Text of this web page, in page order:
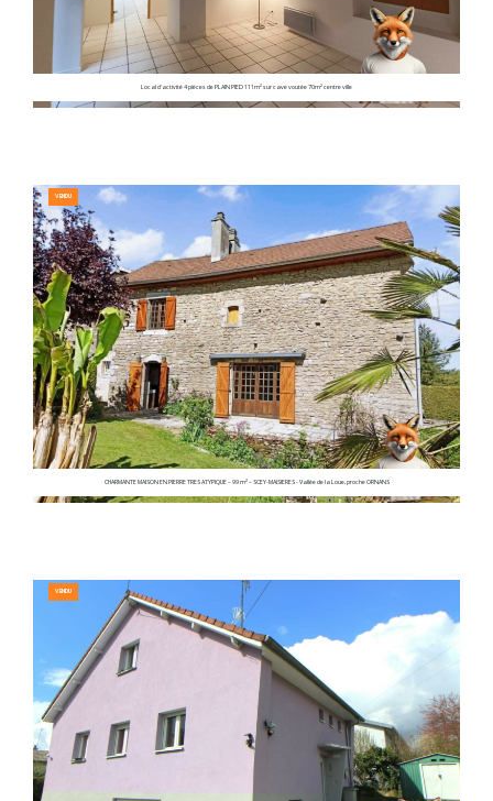
Local d'activité 4 pièces de PLAIN PIED 111m² sur cave voutée 70m² centre ville
VENDU
CHARMANTE MAISON EN PIERRE TRES ATYPIQUE – 99 m² – SCEY-MAISIERES - Vallée de la Loue, proche ORNANS
VENDU